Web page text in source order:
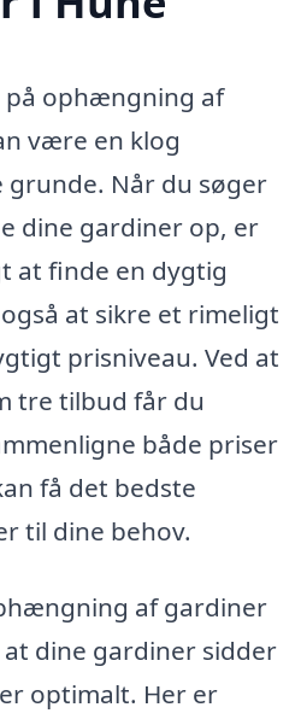
ophængning af
være en klog
Når du søger
dine gardiner op, er
at finde en dygtig
at sikre et rimeligt
prisniveau. Ved at
tre tilbud får du
både priser
få det bedste
til dine behov.
af gardiner
dine gardiner sidder
optimalt. Her er